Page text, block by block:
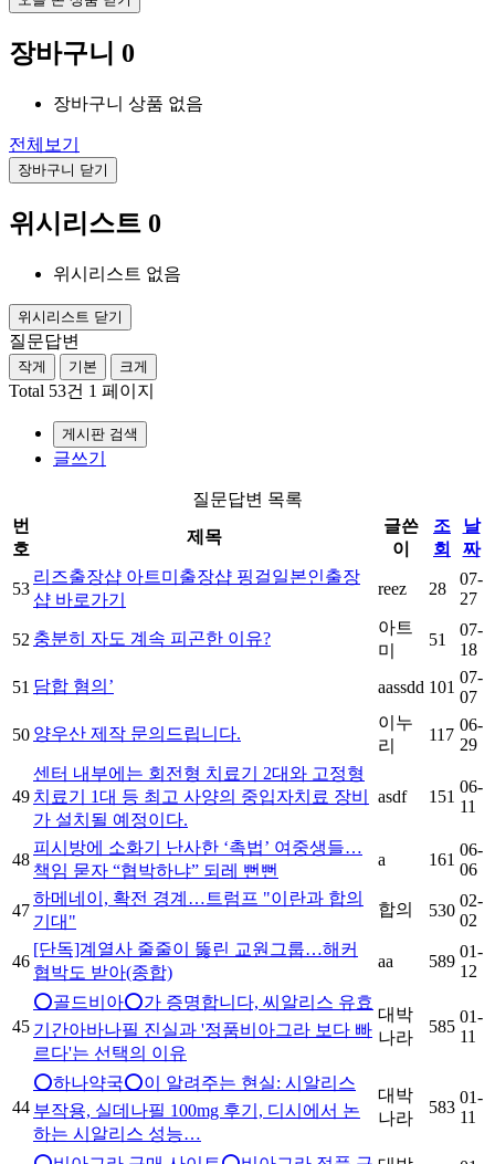
장바구니 0
장바구니 상품 없음
전체보기
장바구니 닫기
위시리스트 0
위시리스트 없음
위시리스트 닫기
질문답변
작게 기본 크게
Total 53건 1 페이지
게시판 검색
글쓰기
질문답변 목록
번
호
제목
글쓴
이
조
회
날
짜
53
리즈출장샵 아트미출장샵 핑걸일본인출장
샵 바로가기
reez 28
07-
27
52 충분히 자도 계속 피곤한 이유?
아트
미
51
07-
18
51 담합 혐의’ aassdd 101
07-
07
50 양우산 제작 문의드립니다.
이누
리
117
06-
29
49
센터 내부에는 회전형 치료기 2대와 고정형
치료기 1대 등 최고 사양의 중입자치료 장비
가 설치될 예정이다.
asdf 151
06-
11
48
피시방에 소화기 난사한 ‘촉법’ 여중생들…
책임 묻자 “협박하냐” 되레 뻔뻔
a 161
06-
06
47
하메네이, 확전 경계…트럼프 "이란과 합의
기대"
합의 530
02-
02
46
[단독]계열사 줄줄이 뚫린 교원그룹…해커
협박도 받아(종합)
aa 589
01-
12
45
⭕️골드비아⭕️가 증명합니다, 씨알리스 유효
기간아바나필 진실과 '정품비아그라 보다 빠
르다'는 선택의 이유
대박
나라
585
01-
11
44
⭕️하나약국⭕️이 알려주는 현실: 시알리스
부작용, 실데나필 100mg 후기, 디시에서 논
하는 시알리스 성능…
대박
나라
583
01-
11